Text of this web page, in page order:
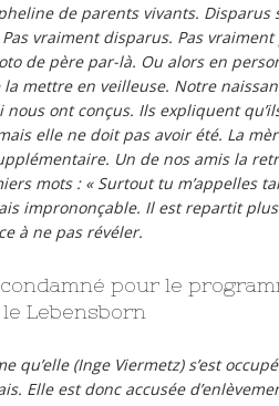
de parents vivants. Disparus
vraiment disparus. Pas
de père par-là. Ou alors en
mettre en veilleuse. Notre
nous ont conçus. Ils expliquent
elle ne doit pas avoir été. La
Un de nos amis la
mots : « Surtout tu m’appelles
imprononçable. Il est repartit
à ne pas révéler.
pour le
Lebensborn
qu’elle (Inge Viermetz) s’est
Elle est donc accusée